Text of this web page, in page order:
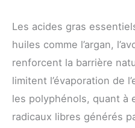
Les acides gras
huiles comme l’argan,
renforcent la barrière
limitent l’évaporation de
les polyphénols, quant à
radicaux libres générés